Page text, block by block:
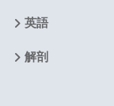
英語
解剖